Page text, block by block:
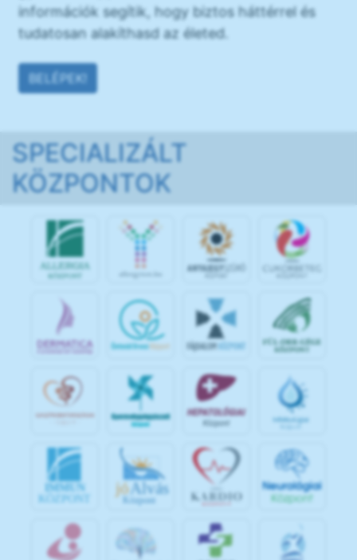
információk segítik, hogy biztos háttérrel és
tudatosan alakíthasd az életed.
BELÉPEK!
SPECIALIZÁLT
KÖZPONTOK
IMMUN
KÖZPONT
jó Alvás
Központ